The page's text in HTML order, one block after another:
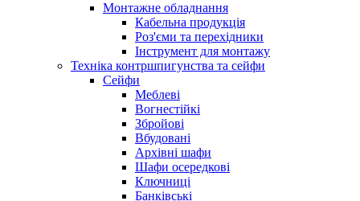
Монтажне обладнання
Кабельна продукція
Роз'єми та перехідники
Інструмент для монтажу
Техніка контршпигунства та сейфи
Сейфи
Меблеві
Вогнестійкі
Збройові
Вбудовані
Архівні шафи
Шафи осередкові
Ключниці
Банківські